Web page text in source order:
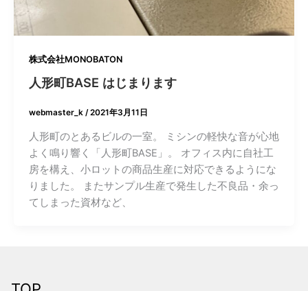
株式会社MONOBATON
人形町BASE はじまります
webmaster_k/2021年3月11日
人形町のとあるビルの一室。 ミシンの軽快な音が心地
よく鳴り響く「人形町BASE」。 オフィス内に自社工
房を構え、小ロットの商品生産に対応できるようにな
りました。 またサンプル生産で発生した不良品・余っ
てしまった資材など、